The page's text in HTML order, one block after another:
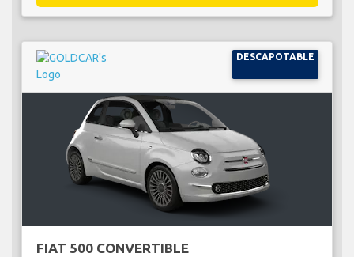
DESCAPOTABLE
FIAT 500 CONVERTIBLE